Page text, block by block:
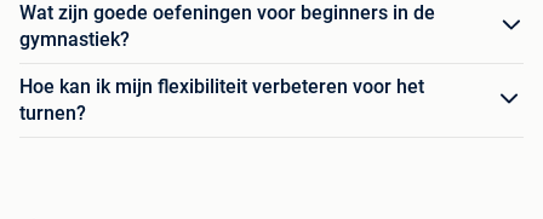
Wat zijn goede oefeningen voor beginners in de
gymnastiek?
Hoe kan ik mijn flexibiliteit verbeteren voor het
turnen?